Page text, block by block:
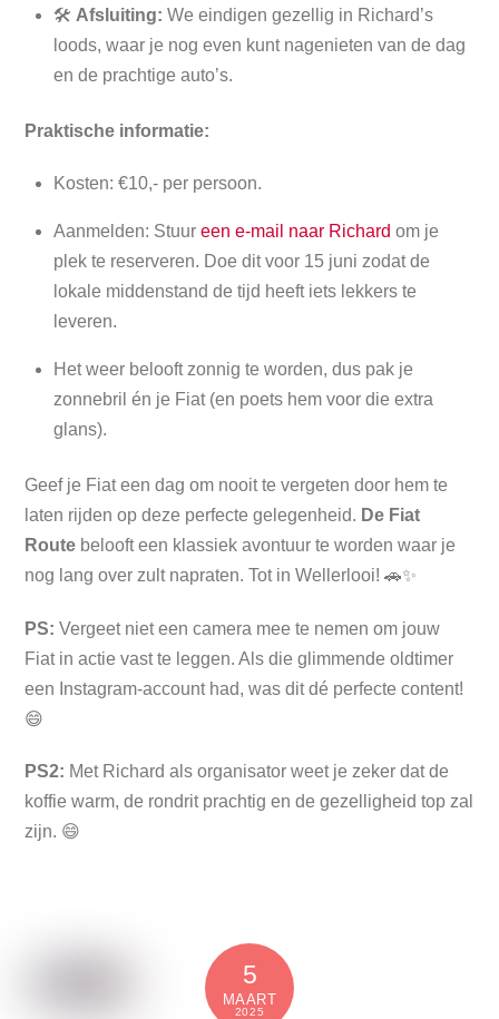
🛠️ Afsluiting: We eindigen gezellig in Richard’s
loods, waar je nog even kunt nagenieten van de dag
en de prachtige auto’s.
Praktische informatie:
Kosten: €10,- per persoon.
Aanmelden: Stuur een e-mail naar Richard om je
plek te reserveren. Doe dit voor 15 juni zodat de
lokale middenstand de tijd heeft iets lekkers te
leveren.
Het weer belooft zonnig te worden, dus pak je
zonnebril én je Fiat (en poets hem voor die extra
glans).
Geef je Fiat een dag om nooit te vergeten door hem te
laten rijden op deze perfecte gelegenheid. De Fiat
Route belooft een klassiek avontuur te worden waar je
nog lang over zult napraten. Tot in Wellerlooi! 🚗✨
PS: Vergeet niet een camera mee te nemen om jouw
Fiat in actie vast te leggen. Als die glimmende oldtimer
een Instagram-account had, was dit dé perfecte content!
😄
PS2: Met Richard als organisator weet je zeker dat de
koffie warm, de rondrit prachtig en de gezelligheid top zal
zijn. 😄
5
MAART
2025